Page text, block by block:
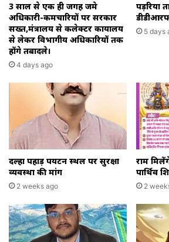
3 साल से एक ही जगह जमे
अधिकारी-कर्मचारियों पर सरकार
सख्त,मंत्रालय से कलेक्टर कार्यालय
से लेकर विभागीय अधिकारियों तक
होंगे तबादले।
4 days ago
पड़रिया
5 days
दल्हा पहाड़ पर्यटन स्थल पर सुरक्षा
व्यवस्था की मांग
2 weeks ago
राम
पार्थिव
2